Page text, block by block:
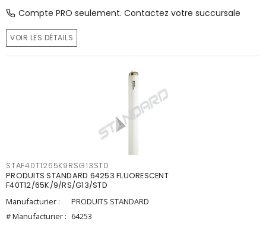
Compte PRO seulement. Contactez votre succursale
VOIR LES DÉTAILS
STAF40T1265K9RSG13STD
PRODUITS STANDARD 64253 FLUORESCENT
F40T12/65K/9/RS/G13/STD
Manufacturier :
PRODUITS STANDARD
# Manufacturier : 64253